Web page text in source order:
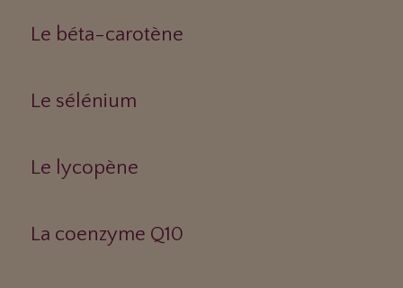
Le béta-carotène
Le sélénium
Le lycopène
La coenzyme Q10